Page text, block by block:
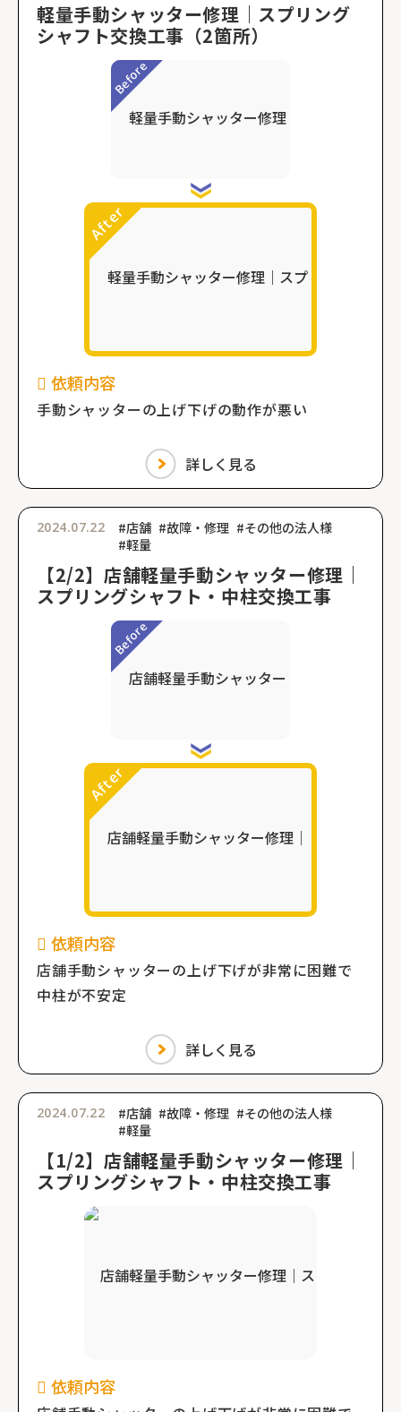
軽量手動シャッター修理｜スプリング
シャフト交換工事（2箇所）
依頼内容
手動シャッターの上げ下げの動作が悪い
詳しく見る
2024.07.22 #店舗 #故障・修理 #その他の法人様
#軽量
【2/2】店舗軽量手動シャッター修理｜
スプリングシャフト・中柱交換工事
依頼内容
店舗手動シャッターの上げ下げが非常に困難で
中柱が不安定
詳しく見る
2024.07.22 #店舗 #故障・修理 #その他の法人様
#軽量
【1/2】店舗軽量手動シャッター修理｜
スプリングシャフト・中柱交換工事
依頼内容